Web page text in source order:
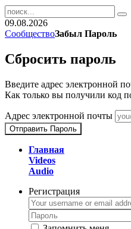
09.08.2026
СообществоЗабыл Пароль
Сбросить пароль
Введите адрес электронной
Как только вы получили код
Адрес электронной почты
Отправить Пароль
Главная
Videos
Audio
Регистрация